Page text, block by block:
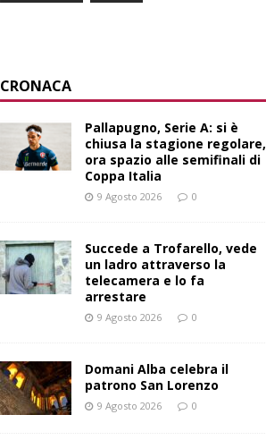
CRONACA
Pallapugno, Serie A: si è
chiusa la stagione regolare,
ora spazio alle semifinali di
Coppa Italia
9 Agosto 2026 0
Succede a Trofarello, vede
un ladro attraverso la
telecamera e lo fa
arrestare
9 Agosto 2026 0
Domani Alba celebra il
patrono San Lorenzo
9 Agosto 2026 0